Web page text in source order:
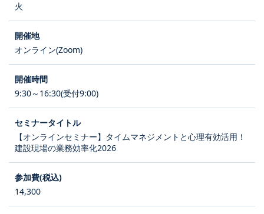
火
オンライン(Zoom)
9:30～16:30(受付9:00)
【オンラインセミナー】タイムマネジメントと心理有効活用！
建設現場の業務効率化2026
14,300